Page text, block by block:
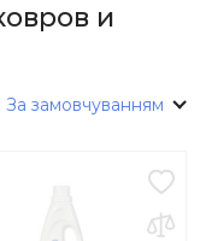
и
За замовчуванням